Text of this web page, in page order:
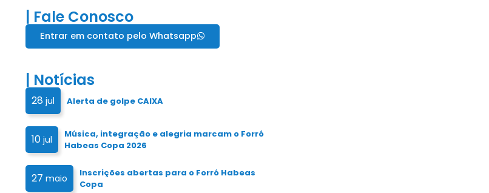
| Fale Conosco
Entrar em contato pelo Whatsapp
| Notícias
28 jul Alerta de golpe CAIXA
10 jul
Música, integração e alegria marcam o Forró
Habeas Copa 2026
27 maio
Inscrições abertas para o Forró Habeas
Copa